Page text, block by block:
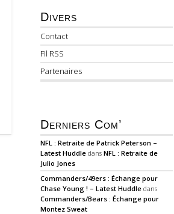
Divers
Contact
Fil RSS
Partenaires
Derniers Com’
NFL : Retraite de Patrick Peterson –
Latest Huddle dansNFL : Retraite de
Julio Jones
Commanders/49ers : Échange pour
Chase Young ! – Latest Huddle dans
Commanders/Bears : Échange pour
Montez Sweat